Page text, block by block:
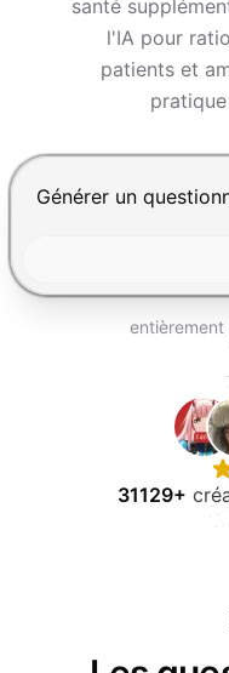
SE CONNECTER
ESSAYER
santé
l'IA pour
patients et
Appuyez sur Entrée
31129+